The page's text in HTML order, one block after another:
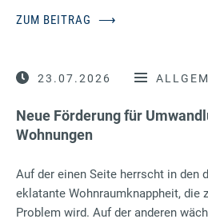
ZUM BEITRAG ⟶
23.07.2026
Neue Förderung für
Wohnungen
Auf der einen Seite herrscht in den
eklatante Wohnraumknappheit, die
Problem wird. Auf der anderen